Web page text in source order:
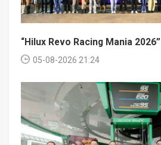
“Hilux Revo Racing Mania 2026”
05-08-2026 21:24